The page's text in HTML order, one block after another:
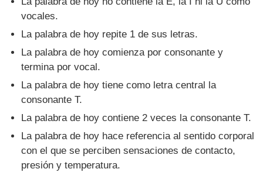
vocales.
La palabra de hoy repite 1 de sus letras.
La palabra de hoy comienza por consonante y
termina por vocal.
La palabra de hoy tiene como letra central la
consonante T.
La palabra de hoy contiene 2 veces la consonante T.
La palabra de hoy hace referencia al sentido corporal
con el que se perciben sensaciones de contacto,
presión y temperatura.